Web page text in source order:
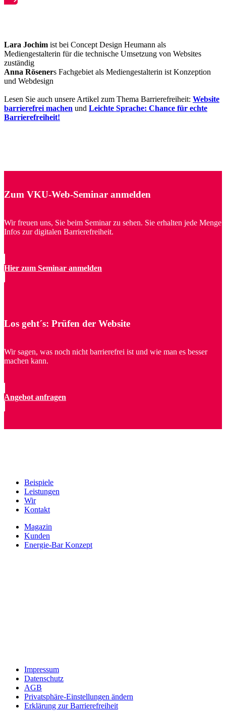
Lara Jochim ist bei Concept Design Heumann als
Mediengestalterin für die technische Umsetzung von Websites
zuständig
Anna Röseners Fachgebiet als Mediengestalterin ist Konzeption
und Webdesign
Lesen Sie auch unsere Artikel zum Thema Barrierefreiheit: Website
barrierefrei machen und Leichte Sprache: Chance für echte
Barrierefreiheit!
Zum VKU-Web-Seminar anmelden
Wir freuen uns, Sie beim Seminar zu sehen. Sie erhalten jede Menge
Infos zur digitalen Barrierefreiheit.
Hier zum Seminar anmelden
Los geht´s: Prüfen der Website
Wir sagen, was noch nicht barrierefrei ist und wie man es besser
machen kann.
Angebot anfragen
Beispiele
Leistungen
Wir
Kontakt
Magazin
Kunden
Energie-Bar Konzept
Impressum
Datenschutz
AGB
Privatsphäre-Einstellungen ändern
Erklärung zur Barrierefreiheit